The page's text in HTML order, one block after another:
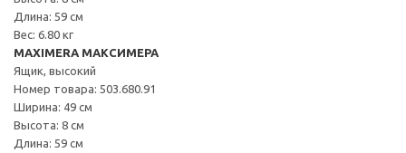
Длина: 59 см
Вес: 6.80 кг
MAXIMERA МАКСИМЕРА
Ящик, высокий
Номер товара: 503.680.91
Ширина: 49 см
Высота: 8 см
Длина: 59 см